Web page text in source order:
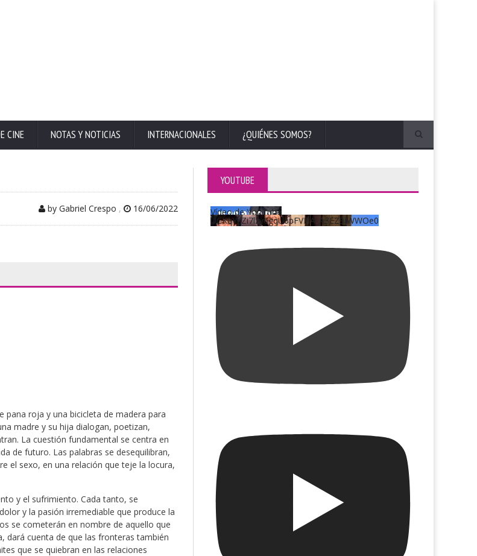
CINE NOTAS Y NOTICIAS INTERNACIONALES ¿QUIÉNES SOMOS?
by Gabriel Crespo , 16/06/2022
pana roja y una bicicleta de madera para
madre y su hija dialogan, poetizan,
La cuestión fundamental se centra en
de futuro. Las palabras se desequilibran,
el sexo, en una relación que teje la locura,
y el sufrimiento. Cada tanto, se
y la pasión irremediable que produce la
se cometerán en nombre de aquello que
dará cuenta de que las fronteras también
que se quiebran en las relaciones
YOUTUBE
Vídeo de YouTube
UCKqYjiZi7lzy6gqU6pFVFiA_A3EZ9JWWOe0